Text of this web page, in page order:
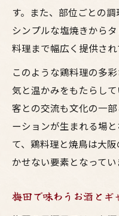
す。また、部位ごとの調
シンプルな塩焼きから
料理まで幅広く提供され
このような鶏料理の多
気と温かみをもたらし
客との交流も文化の一
ーションが生まれる場
て、鶏料理と焼鳥は大
かせない要素となってい
梅田で味わうお酒とギ